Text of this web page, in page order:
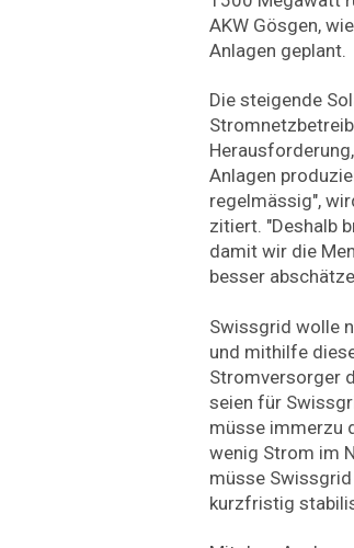
AKW Gösgen,
Anlagen geplant.
Die steigende
Anlagen
regelmässig",
zitiert. "Deshalb
damit wir die
besser
Swissgrid wolle
und mithilfe
Stromversorger
seien für
müsse immerzu
wenig Strom im
müsse
kurzfristig